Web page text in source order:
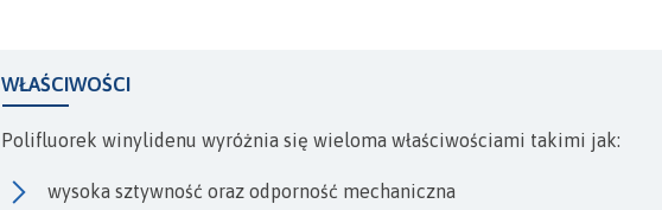
wysoka sztywność oraz odporność mechaniczna
Polifluorek winylidenu wyróżnia się wieloma właściwościami takimi jak:
WŁAŚCIWOŚCI